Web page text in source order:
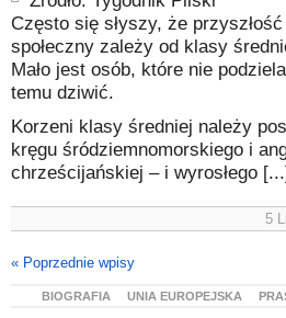
Często się słyszy, że
społeczny zależy od klasy
Mało jest osób, które nie
temu dziwić.
Korzeni klasy średniej należy
kręgu śródziemnomorskiego i
chrześcijańskiej – i wyrosłego
5
« Poprzednie wpisy
BIOGRAFIA UNIA EUROPEJSKA